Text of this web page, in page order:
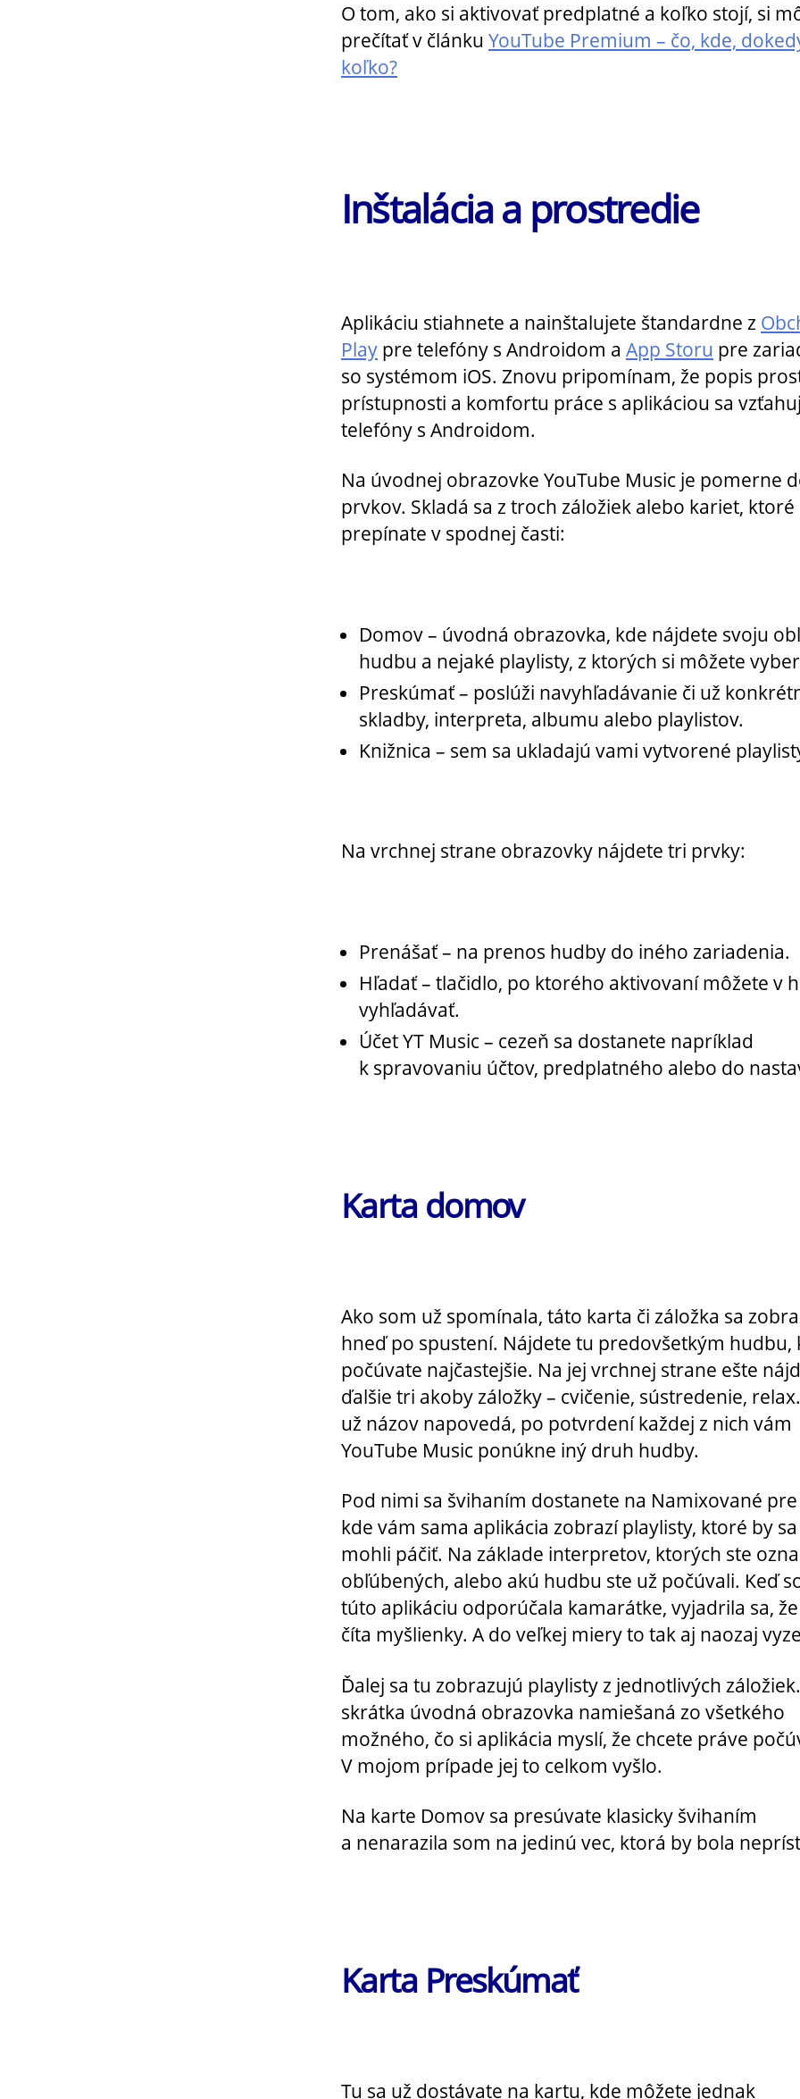
O tom, ako si aktivovať predplatné a koľko stojí, si
prečítať v článku YouTube Premium – čo, kde,
koľko?
Inštalácia a prostredie
Aplikáciu stiahnete a nainštalujete štandardne z
Play pre telefóny s Androidom a App Storu pre
so systémom iOS. Znovu pripomínam, že popis
prístupnosti a komfortu práce s aplikáciou sa
telefóny s Androidom.
Na úvodnej obrazovke YouTube Music je pomerne
prvkov. Skladá sa z troch záložiek alebo kariet, ktoré
prepínate v spodnej časti:
Domov – úvodná obrazovka, kde nájdete svoju
hudbu a nejaké playlisty, z ktorých si môžete
Preskúmať – poslúži navyhľadávanie či už
skladby, interpreta, albumu alebo playlistov.
Knižnica – sem sa ukladajú vami vytvorené
Na vrchnej strane obrazovky nájdete tri prvky:
Prenášať – na prenos hudby do iného zariadenia.
Hľadať – tlačidlo, po ktorého aktivovaní môžete v
vyhľadávať.
Účet YT Music – cezeň sa dostanete napríklad
k spravovaniu účtov, predplatného alebo do
Karta domov
Ako som už spomínala, táto karta či záložka sa
hneď po spustení. Nájdete tu predovšetkým hudbu,
počúvate najčastejšie. Na jej vrchnej strane ešte
ďalšie tri akoby záložky – cvičenie, sústredenie,
už názov napovedá, po potvrdení každej z nich vám
YouTube Music ponúkne iný druh hudby.
Pod nimi sa švihaním dostanete na Namixované pre
kde vám sama aplikácia zobrazí playlisty, ktoré by
mohli páčiť. Na základe interpretov, ktorých ste
obľúbených, alebo akú hudbu ste už počúvali. Keď
túto aplikáciu odporúčala kamarátke, vyjadrila sa,
číta myšlienky. A do veľkej miery to tak aj naozaj
Ďalej sa tu zobrazujú playlisty z jednotlivých
skrátka úvodná obrazovka namiešaná zo všetkého
možného, čo si aplikácia myslí, že chcete práve
V mojom prípade jej to celkom vyšlo.
Na karte Domov sa presúvate klasicky švihaním
a nenarazila som na jedinú vec, ktorá by bola
Karta Preskúmať
Tu sa už dostávate na kartu, kde môžete jednak